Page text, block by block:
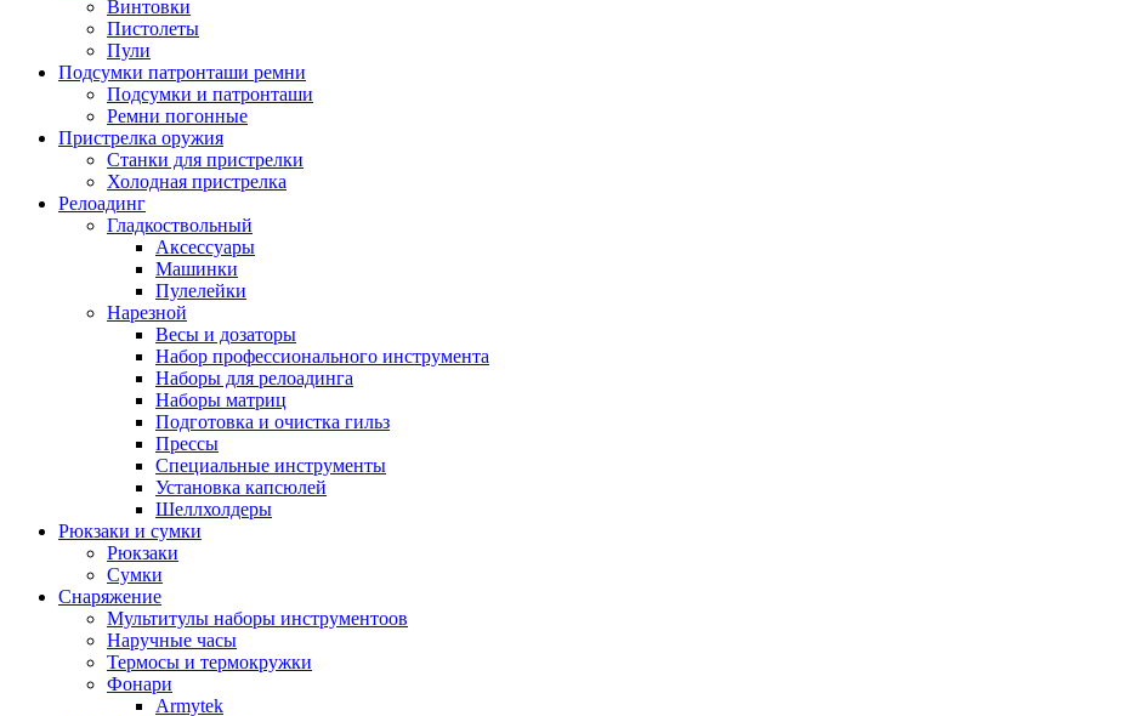
Винтовки
Пистолеты
Пули
Подсумки патронташи ремни
Подсумки и патронташи
Ремни погонные
Пристрелка оружия
Станки для пристрелки
Холодная пристрелка
Релоадинг
Гладкоствольный
Аксессуары
Машинки
Пулелейки
Нарезной
Весы и дозаторы
Набор профессионального инструмента
Наборы для релоадинга
Наборы матриц
Подготовка и очистка гильз
Прессы
Специальные инструменты
Установка капсюлей
Шеллхолдеры
Рюкзаки и сумки
Рюкзаки
Сумки
Снаряжение
Мультитулы наборы инструментоов
Наручные часы
Термосы и термокружки
Фонари
Armytek